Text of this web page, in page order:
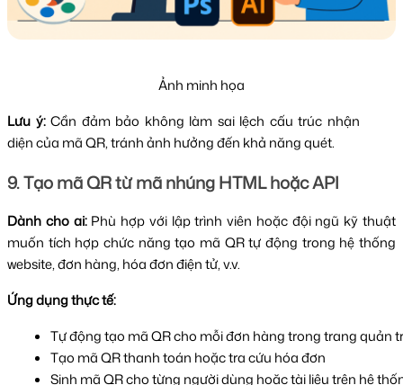
Ảnh minh họa
Lưu ý:Cần đảm bảo không làm sai lệch cấu trúc nhận
diện của mã QR, tránh ảnh hưởng đến khả năng quét.
9. Tạo mã QR từ mã nhúng HTML hoặc API
Dành cho ai:Phù hợp với lập trình viên hoặc đội ngũ kỹ thuật
muốn tích hợp chức năng tạo mã QR tự động trong hệ thống
website, đơn hàng, hóa đơn điện tử, v.v.
Ứng dụng thực tế:
Tự động tạo mã QR cho mỗi đơn hàng trong trang quản
Tạo mã QR thanh toán hoặc tra cứu hóa đơn
Sinh mã QR cho từng người dùng hoặc tài liệu trên hệ